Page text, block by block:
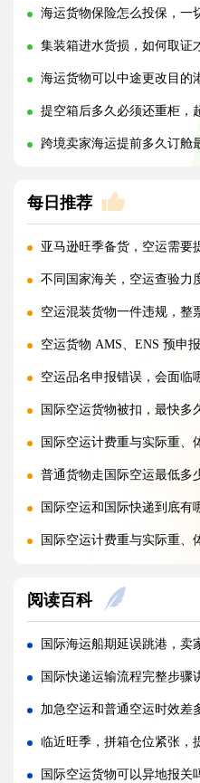
海运货物保险怎么投保，一切险和平安险
集装箱进水货损，如何取证才能顺利向
海运货物可以中途更改目的港吗，改港
提空箱后多久必须还重柜，超时产生
跨境卖家海运提前多久订舱最合适，旺
每日推荐
亚马逊旺季备货，空运需要提
不同国家海关，空运查验力度分
空运混装货物一件违规，整票都
空运货物 AMS、ENS 预申报填
空运品名申报错误，会面临哪些
国际空运货物被扣，最快多久可
国际空运计费重与实际重、体积
普通货物走国际空运最低多少公
国际空运和国际快递到底有哪些
国际空运计费重与实际重、体积
如何查询国际快递实时物流
国际快递关税收取标准是什么，多
国际快递为什么越重单价越
第一次寄国际快递，详细流程步
国际快递时效一般多久，最快
国际快递一般包含哪些运输
阅读百科
国际海运船期延误跳港，卖家如何判断是
国际快递运输流程完整步骤
加急空运和普通空运时效差
临近旺季，拼箱仓位紧张，提前多久锁
国际空运货物可以异地报关吗？（